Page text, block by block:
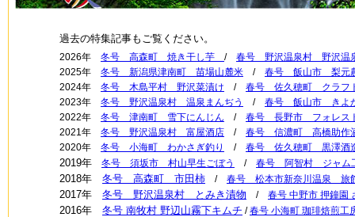
過去の特集記事もご覧ください。
2026年 冬号 高森町 焼き干し芋 / 春号 野沢温泉村 野沢温
2025年 冬号 新潟県津南町 苗場山麓米 / 春号 飯山市 梨元
2024年 冬号 木島平村 野沢菜漬け / 春号 佐久穂町 クラフ
2023年 冬号 野沢温泉村 温泉まんぢう / 春号 飯山市 きよ
2022年 冬号 津南町 雪下にんじん / 春号 長野市 フォレス
2021年 冬号 野沢温泉村 富屋酒店 / 春号 信濃町 高橋助作
2020年 冬号 小海町 わかさぎ釣り / 春号 佐久穂町 黒澤酒
2019年 冬号 須坂市 村山早生ごぼう / 春号 阿智村 ジャム
2018年 冬号 高森町 市田柿 / 春号 松本市新奈川温泉 旅
2017年 冬号 野沢温泉村 とみき漬物 / 春号 中野市 押鐘園
2016年 冬号 南牧村 野辺山霧下キムチ /春号 小海町 珈琲焙煎工